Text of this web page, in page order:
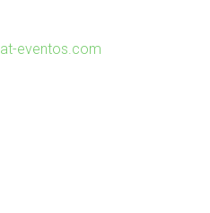
eventos.com